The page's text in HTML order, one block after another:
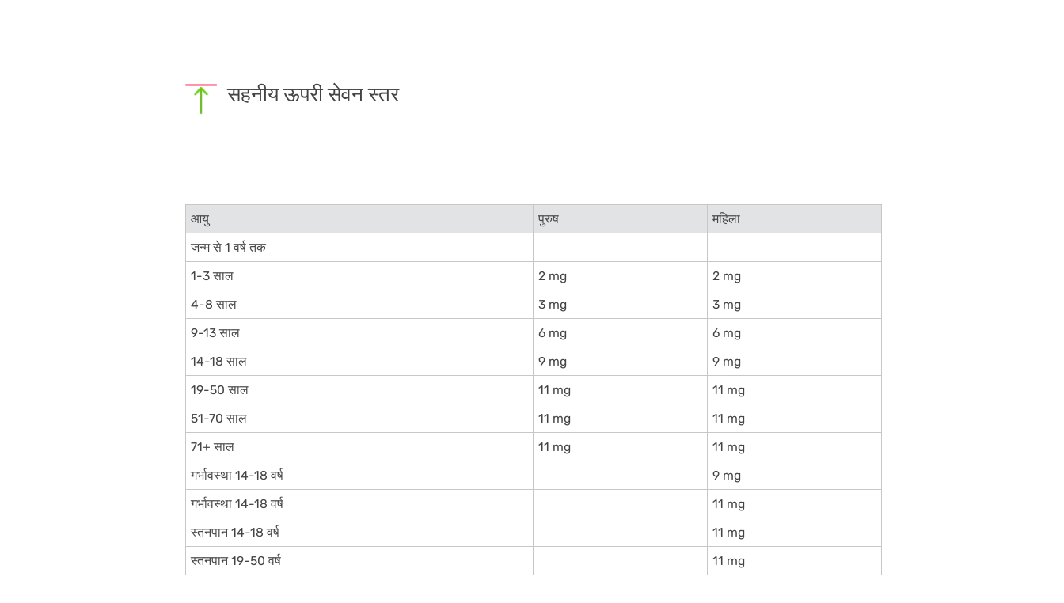
सहनीय ऊपरी सेवन स्तर
आयु पुरुष
महिला
जन्म से 1 वर्ष तक
1-3 साल
2 mg
2 mg
4-8 साल
3 mg
3 mg
9-13 साल
6 mg
6 mg
14-18 साल
9 mg
9 mg
19-50 साल
11 mg
11 mg
51-70 साल
11 mg
11 mg
71+ साल
11 mg
11 mg
गर्भावस्था 14-18 वर्ष
9 mg
गर्भावस्था 14-18 वर्ष
11 mg
स्तनपान 14-18 वर्ष
11 mg
स्तनपान 19-50 वर्ष
11 mg